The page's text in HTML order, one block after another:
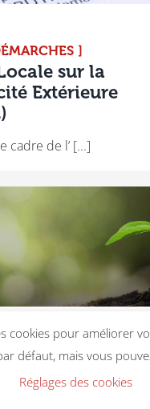
]
sur la
Extérieure
cadre de l’ [...]
]
cookies pour améliorer
défaut, mais vous
Réglages des cookies